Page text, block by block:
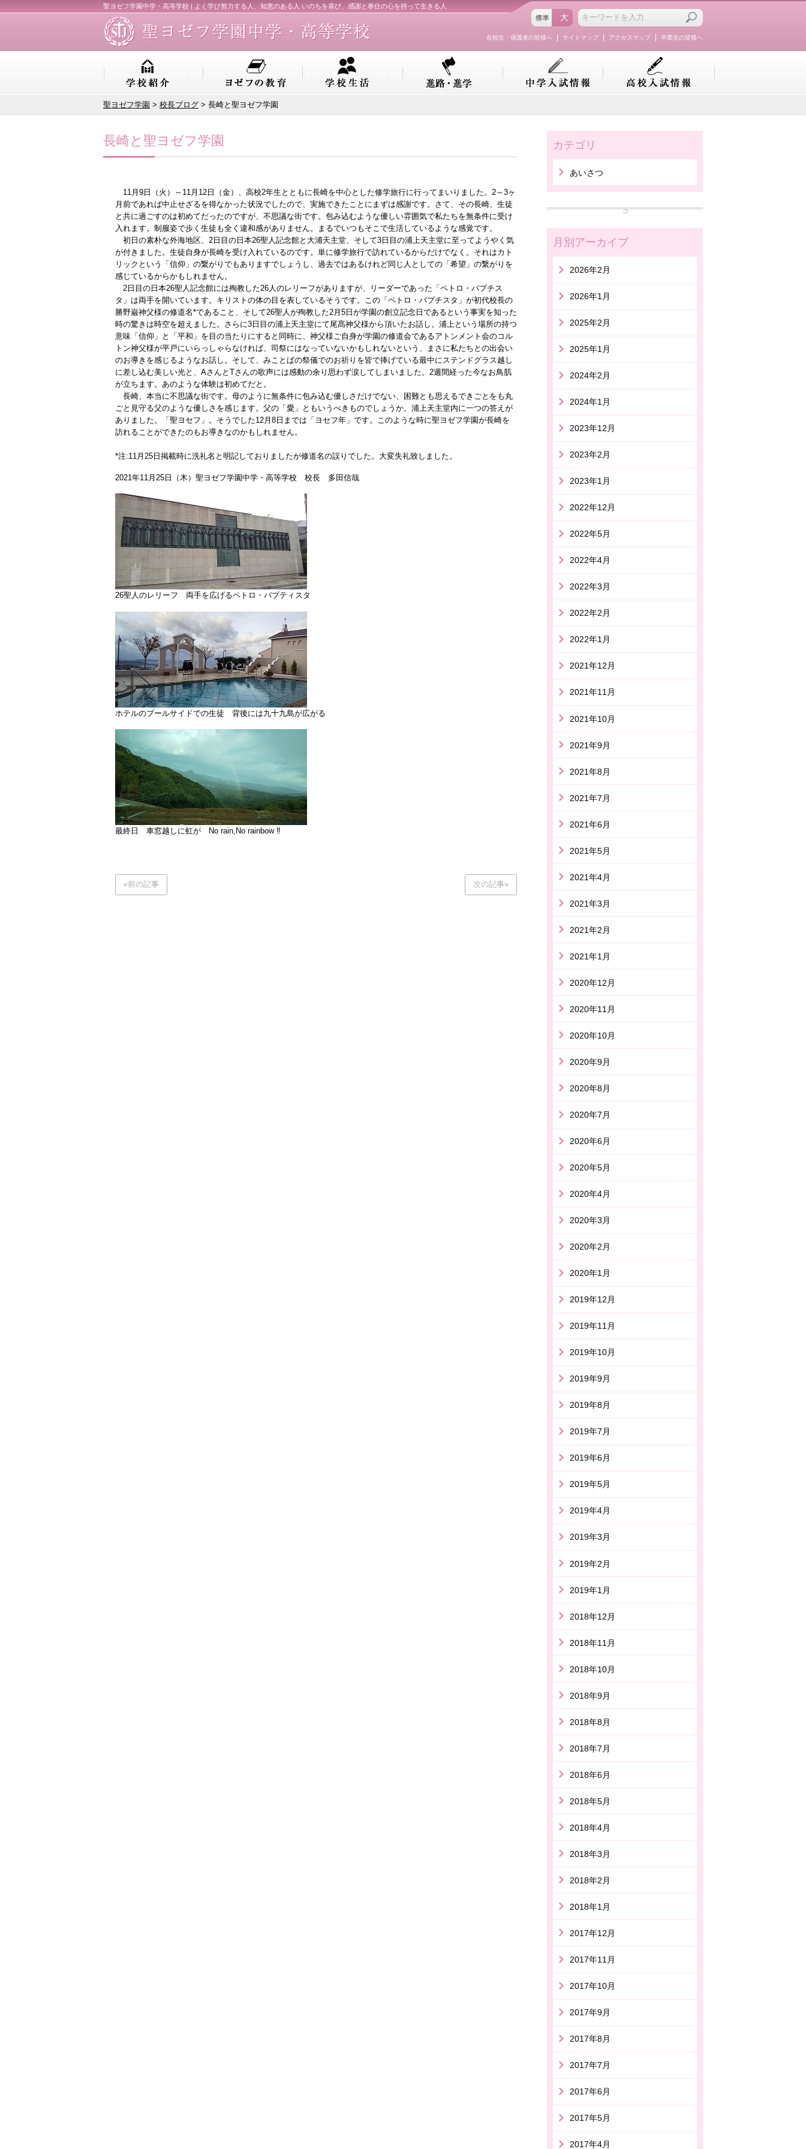
聖ヨゼフ学園中学・高等学校 | よく学び努力する人、知恵のある人 いのちを喜び、感謝と奉仕の心を持って生きる人
卒業生の皆様へ
アクセスマップ
サイトマップ
在校生・保護者の皆様へ
聖ヨゼフ学園 > 校長ブログ > 長崎と聖ヨゼフ学園
長崎と聖ヨゼフ学園
11月9日（火）～11月12日（金）、高校2年生とともに長崎を中心とした修学旅行に行ってまいりました。2～3ヶ
月前であれば中止せざるを得なかった状況でしたので、実施できたことにまずは感謝です。さて、その長崎、生徒
と共に過ごすのは初めてだったのですが、不思議な街です。包み込むような優しい雰囲気で私たちを無条件に受け
入れます。制服姿で歩く生徒も全く違和感がありません。まるでいつもそこで生活しているような感覚です。
初日の素朴な外海地区、2日目の日本26聖人記念館と大浦天主堂、そして3日目の浦上天主堂に至ってようやく気
が付きました。生徒自身が長崎を受け入れているのです。単に修学旅行で訪れているからだけでなく。それはカト
リックという「信仰」の繋がりでもありますでしょうし、過去ではあるけれど同じ人としての「希望」の繋がりを
感じているからかもしれません。
2日目の日本26聖人記念館には殉教した26人のレリーフがありますが、リーダーであった「ペトロ・バプチス
タ」は両手を開いています。キリストの体の目を表しているそうです。この「ペトロ・バプチスタ」が初代校長の
勝野巌神父様の修道名*であること、そして26聖人が殉教した2月5日が学園の創立記念日であるという事実を知った
時の驚きは時空を超えました。さらに3日目の浦上天主堂にて尾髙神父様から頂いたお話し。浦上という場所の持つ
意味「信仰」と「平和」を目の当たりにすると同時に、神父様ご自身が学園の修道会であるアトンメント会のコル
トン神父様が平戸にいらっしゃらなければ、司祭にはなっていないかもしれないという、まさに私たちとの出会い
のお導きを感じるようなお話し。そして、みことばの祭儀でのお祈りを皆で捧げている最中にステンドグラス越し
に差し込む美しい光と、AさんとTさんの歌声には感動の余り思わず涙してしまいました。2週間経った今なお鳥肌
が立ちます。あのような体験は初めてだと。
長崎、本当に不思議な街です。母のように無条件に包み込む優しさだけでない、困難とも思えるできごとをも丸
ごと見守る父のような優しさを感じます。父の「愛」ともいうべきものでしょうか。浦上天主堂内に一つの答えが
ありました。「聖ヨセフ」。そうでした12月8日までは「ヨセフ年」です。このような時に聖ヨゼフ学園が長崎を
訪れることができたのもお導きなのかもしれません。
*注:11月25日掲載時に洗礼名と明記しておりましたが修道名の誤りでした。大変失礼致しました。
2021年11月25日（木）聖ヨゼフ学園中学・高等学校 校長 多田信哉
26聖人のレリーフ 両手を広げるペトロ・バプティスタ
ホテルのプールサイドでの生徒 背後には九十九島が広がる
最終日 車窓越しに虹が No rain,No rainbow ‼
«前の記事 次の記事»
カテゴリ
あいさつ
月別アーカイブ
2026年2月
2026年1月
2025年2月
2025年1月
2024年2月
2024年1月
2023年12月
2023年2月
2023年1月
2022年12月
2022年5月
2022年4月
2022年3月
2022年2月
2022年1月
2021年12月
2021年11月
2021年10月
2021年9月
2021年8月
2021年7月
2021年6月
2021年5月
2021年4月
2021年3月
2021年2月
2021年1月
2020年12月
2020年11月
2020年10月
2020年9月
2020年8月
2020年7月
2020年6月
2020年5月
2020年4月
2020年3月
2020年2月
2020年1月
2019年12月
2019年11月
2019年10月
2019年9月
2019年8月
2019年7月
2019年6月
2019年5月
2019年4月
2019年3月
2019年2月
2019年1月
2018年12月
2018年11月
2018年10月
2018年9月
2018年8月
2018年7月
2018年6月
2018年5月
2018年4月
2018年3月
2018年2月
2018年1月
2017年12月
2017年11月
2017年10月
2017年9月
2017年8月
2017年7月
2017年6月
2017年5月
2017年4月